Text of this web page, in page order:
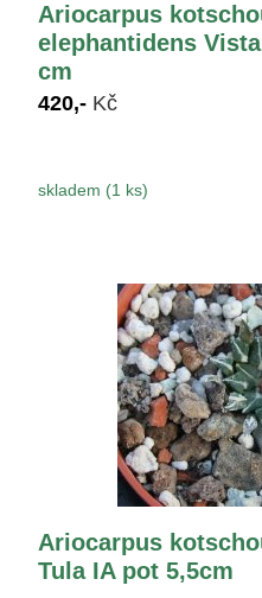
Ariocarpus
elephantidens
cm
420,- Kč
skladem (1 ks)
Ariocarpus
Tula IA pot 5,5cm